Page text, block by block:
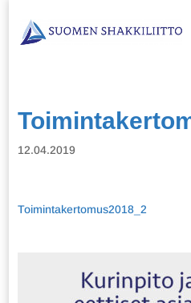
12.04.2019
Toimintakertomus2018_2